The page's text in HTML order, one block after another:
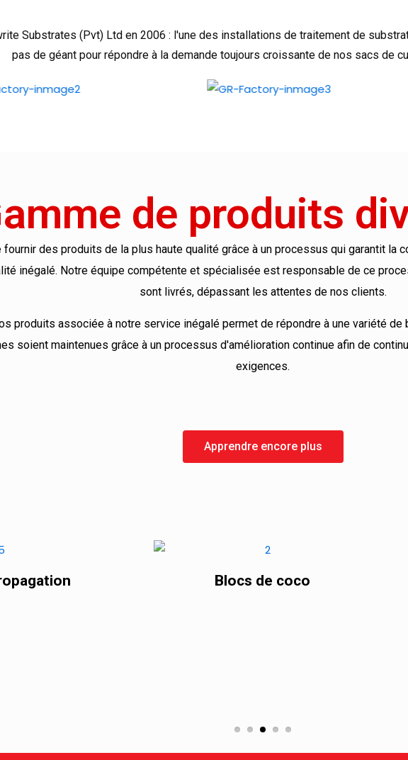
Substrates (Pvt) Ltd en 2006 : l'une des installations de traitement de
pas de géant pour répondre à la demande toujours croissante de nos sacs de
de produits
des produits de la plus haute qualité grâce à un processus qui garantit la
inégalé. Notre équipe compétente et spécialisée est responsable de ce
sont livrés, dépassant les attentes de nos clients.
produits associée à notre service inégalé permet de répondre à une variété
soient maintenues grâce à un processus d'amélioration continue afin de
exigences.
Apprendre encore plus
Blocs de coco